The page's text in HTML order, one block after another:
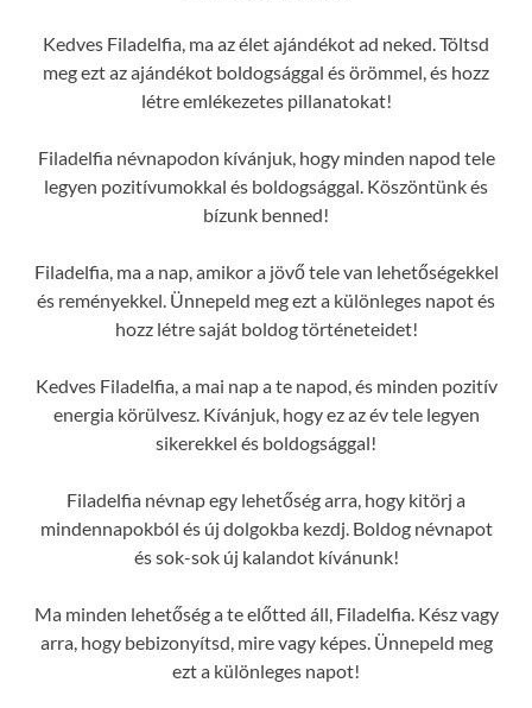
Kedves Filadelfia, ma az élet ajándékot ad neked. Töltsd
meg ezt az ajándékot boldogsággal és örömmel, és hozz
létre emlékezetes pillanatokat!
Filadelfia névnapodon kívánjuk, hogy minden napod tele
legyen pozitívumokkal és boldogsággal. Köszöntünk és
bízunk benned!
Filadelfia, ma a nap, amikor a jövő tele van lehetőségekkel
és reményekkel. Ünnepeld meg ezt a különleges napot és
hozz létre saját boldog történeteidet!
Kedves Filadelfia, a mai nap a te napod, és minden pozitív
energia körülvesz. Kívánjuk, hogy ez az év tele legyen
sikerekkel és boldogsággal!
Filadelfia névnap egy lehetőség arra, hogy kitörj a
mindennapokból és új dolgokba kezdj. Boldog névnapot
és sok-sok új kalandot kívánunk!
Ma minden lehetőség a te előtted áll, Filadelfia. Kész vagy
arra, hogy bebizonyítsd, mire vagy képes. Ünnepeld meg
ezt a különleges napot!